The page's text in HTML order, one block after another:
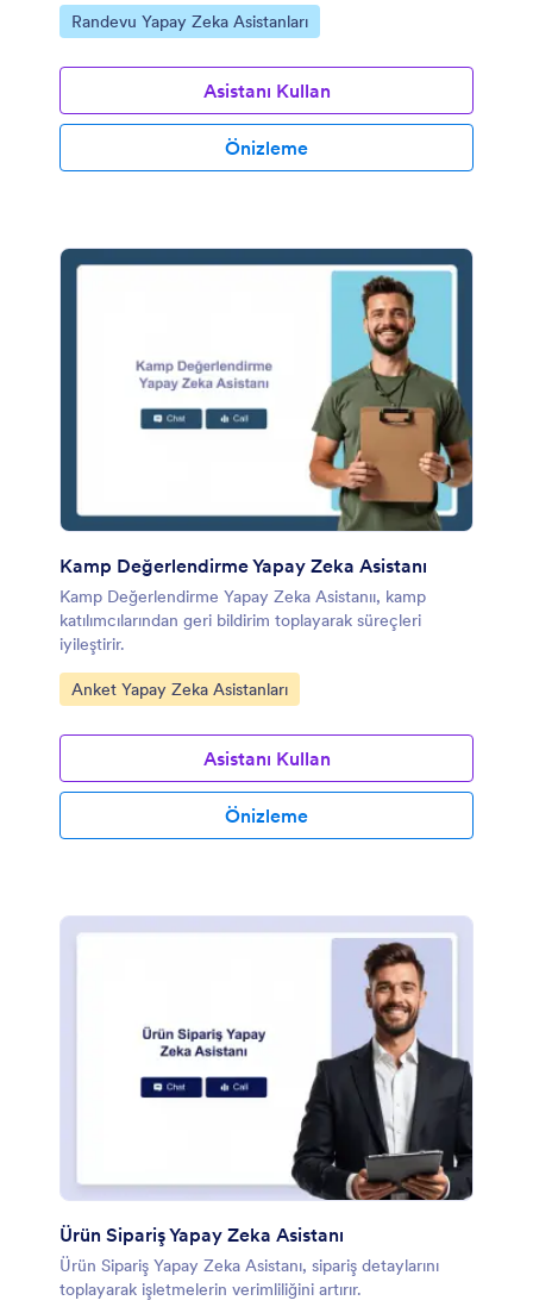
Kategoriye git:
Randevu Yapay Zeka Asistanları
Asistanı Kullan
Önizleme
Kamp Değerlendirme Yapay Zeka Asistanı
Kamp Değerlendirme Yapay Zeka Asistanıı, kamp
katılımcılarından geri bildirim toplayarak süreçleri
iyileştirir.
Kategoriye git:
Anket Yapay Zeka Asistanları
Asistanı Kullan
Önizleme
Ürün Sipariş Yapay Zeka Asistanı
Ürün Sipariş Yapay Zeka Asistanı, sipariş detaylarını
toplayarak işletmelerin verimliliğini artırır.